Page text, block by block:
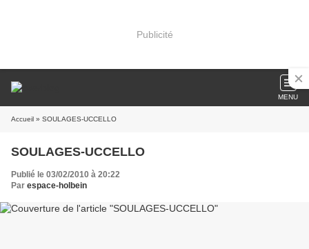
Publicité
MENU
Accueil » SOULAGES-UCCELLO
SOULAGES-UCCELLO
Publié le 03/02/2010 à 20:22
Par espace-holbein